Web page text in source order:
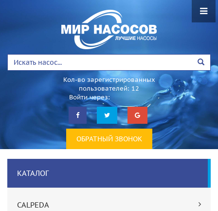
Кол-во зарегистрированных
пользователей: 12
Войти через:
ОБРАТНЫЙ ЗВОНОК
КАТАЛОГ
CALPEDA